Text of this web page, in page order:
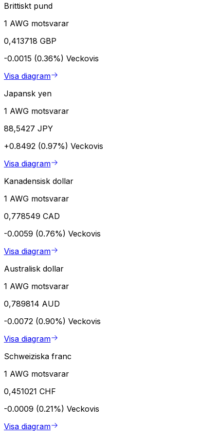
Brittiskt pund
1 AWG motsvarar
0,413718 GBP
-0.0015 (0.36%) Veckovis
Visa diagram
Japansk yen
1 AWG motsvarar
88,5427 JPY
+0.8492 (0.97%) Veckovis
Visa diagram
Kanadensisk dollar
1 AWG motsvarar
0,778549 CAD
-0.0059 (0.76%) Veckovis
Visa diagram
Australisk dollar
1 AWG motsvarar
0,789814 AUD
-0.0072 (0.90%) Veckovis
Visa diagram
Schweiziska franc
1 AWG motsvarar
0,451021 CHF
-0.0009 (0.21%) Veckovis
Visa diagram